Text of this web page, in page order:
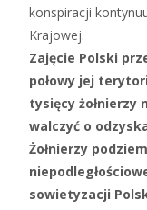
konspiracji
Krajowej.
Zajęcie Polski
połowy jej
tysięcy żołnierzy
walczyć o
Żołnierzy
sowietyzacji